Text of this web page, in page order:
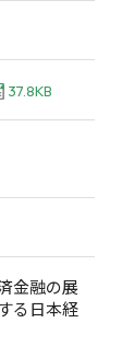
37.8KB
金融の展
る日本経